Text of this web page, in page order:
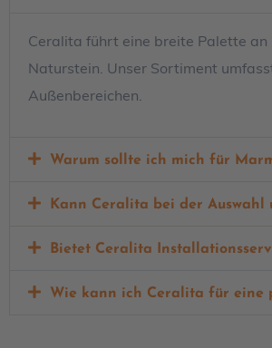
Ceralita führt eine breite Palette
Naturstein. Unser Sortiment
Außenbereichen.
Warum sollte ich mich für
Kann Ceralita bei der
Bietet Ceralita
Wie kann ich Ceralita für eine